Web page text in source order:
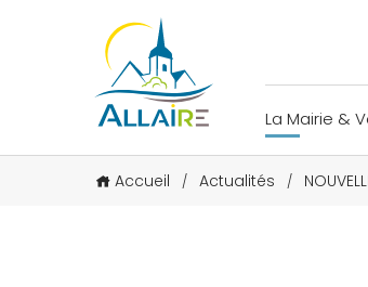
La Mairie &
Accueil / Actualités /